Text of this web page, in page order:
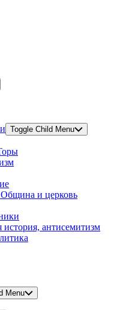
Toggle Child Menu
Община и церковь
история, антисемитизм
Menu